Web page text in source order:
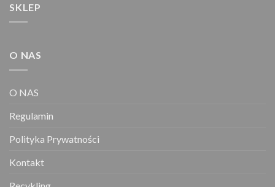
SKLEP
O NAS
O NAS
Regulamin
Polityka Prywatności
Kontakt